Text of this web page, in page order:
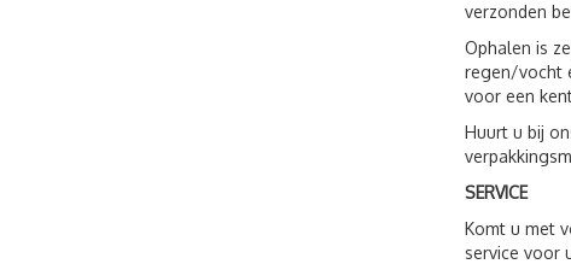
verzonden
Ophalen is
regen/vocht
voor een
Huurt u bij
SERVICE
Komt u met
service voor